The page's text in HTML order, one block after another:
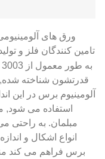
تامین کنندگان فلز و
به طور معمول از 3003 یا
قدرتشون شناخته
آلومینیوم برس در این
استفاده می شود,
مبلمان. به راحتی
انواع اشکال و
برس فراهم می کند